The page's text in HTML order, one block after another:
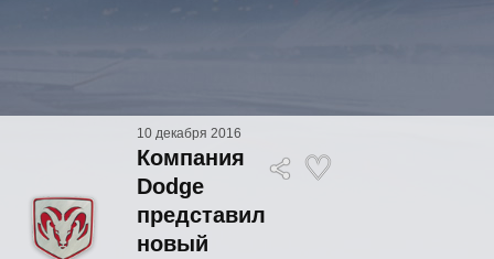
10 декабря 2016
Компания
Dodge
представил
новый